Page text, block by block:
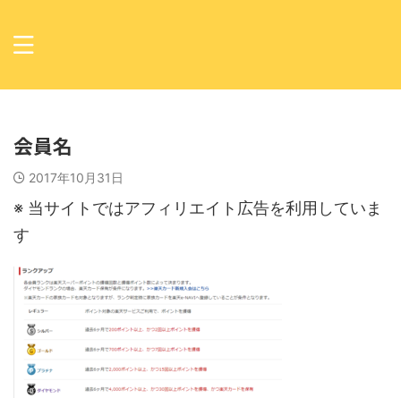
会員名
2017年10月31日
※ 当サイトではアフィリエイト広告を利用していま
す